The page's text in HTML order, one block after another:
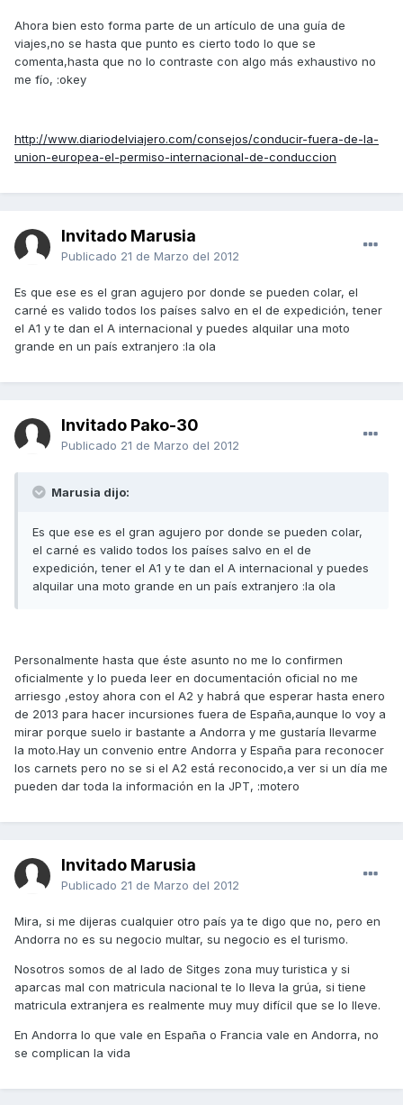
Ahora bien esto forma parte de un artículo de una guía de
viajes,no se hasta que punto es cierto todo lo que se
comenta,hasta que no lo contraste con algo más exhaustivo no
me fío, :okey
http://www.diariodelviajero.com/consejos/conducir-fuera-de-la-
union-europea-el-permiso-internacional-de-conduccion
Invitado Marusia
Publicado 21 de Marzo del 2012
Es que ese es el gran agujero por donde se pueden colar, el
carné es valido todos los países salvo en el de expedición, tener
el A1 y te dan el A internacional y puedes alquilar una moto
grande en un país extranjero :la ola
Invitado Pako-30
Publicado 21 de Marzo del 2012
Marusia dijo:
Es que ese es el gran agujero por donde se pueden colar,
el carné es valido todos los países salvo en el de
expedición, tener el A1 y te dan el A internacional y puedes
alquilar una moto grande en un país extranjero :la ola
Personalmente hasta que éste asunto no me lo confirmen
oficialmente y lo pueda leer en documentación oficial no me
arriesgo ,estoy ahora con el A2 y habrá que esperar hasta enero
de 2013 para hacer incursiones fuera de España,aunque lo voy a
mirar porque suelo ir bastante a Andorra y me gustaría llevarme
la moto.Hay un convenio entre Andorra y España para reconocer
los carnets pero no se si el A2 está reconocido,a ver si un día me
pueden dar toda la información en la JPT, :motero
Invitado Marusia
Publicado 21 de Marzo del 2012
Mira, si me dijeras cualquier otro país ya te digo que no, pero en
Andorra no es su negocio multar, su negocio es el turismo.
Nosotros somos de al lado de Sitges zona muy turistica y si
aparcas mal con matricula nacional te lo lleva la grúa, si tiene
matricula extranjera es realmente muy muy difícil que se lo lleve.
En Andorra lo que vale en España o Francia vale en Andorra, no
se complican la vida